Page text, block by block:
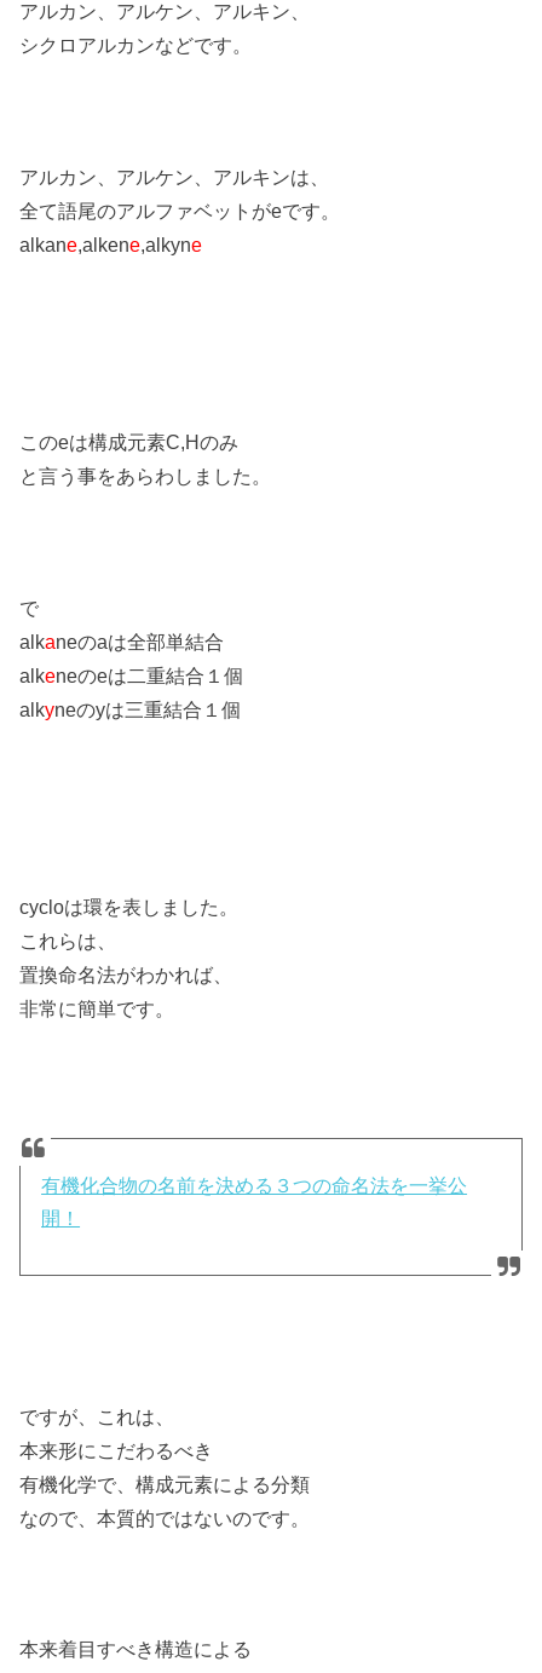
アルカン、アルケン、アルキン、
シクロアルカンなどです。
アルカン、アルケン、アルキンは、
全て語尾のアルファベットがeです。
alkane,alkene,alkyne
このeは構成元素C,Hのみ
と言う事をあらわしました。
で
alkaneのaは全部単結合
alkeneのeは二重結合１個
alkyneのyは三重結合１個
cycloは環を表しました。
これらは、
置換命名法がわかれば、
非常に簡単です。
有機化合物の名前を決める３つの命名法を一挙公
開！
ですが、これは、
本来形にこだわるべき
有機化学で、構成元素による分類
なので、本質的ではないのです。
本来着目すべき構造による